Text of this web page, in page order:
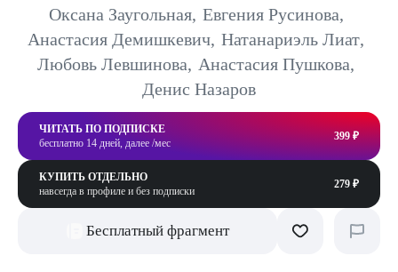
Оксана Заугольная, Евгения Русинова,
Анастасия Демишкевич, Натанариэль Лиат,
Любовь Левшинова, Анастасия Пушкова,
Денис Назаров
ЧИТАТЬ ПО ПОДПИСКЕ
бесплатно 14 дней, далее /мес
399 ₽
КУПИТЬ ОТДЕЛЬНО
навсегда в профиле и без подписки
279 ₽
Бесплатный фрагмент